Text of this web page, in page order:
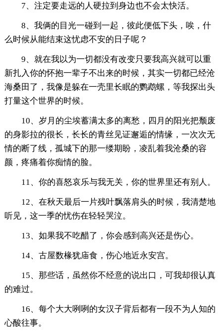
7、注定要走远的人硬拉到身边也不会太快活。
8、我俩的目光一碰到一起，彼此便低下头，唉，什
么时候从能结束这忧虑不安的日子呢？
9、就在我以为一切都没有改变只要我高兴就可以重
新扎入你的怀抱一辈子不出来的时候，其实一切都已经沧
海桑田了，我像是躲在一壳里长眠的鹦鹉螺，等我探出头
打量这个世界的时候。
10、岁月的尘埃蓄满太多的离愁，四月的阳光把颓废
的身影拉的很长，长长的青丝见证邂逅的情缘，一次次无
情的断了线，孤城下的那一缕期盼，凌乱着我沧桑的容
颜，疼痛着你痴情的脸。
11、你的喜怒哀乐与我无关，你的世界里还有别人。
12、在秋天最后一片残叶飘落肩头的时候，我清楚地
听见，这一季的忧伤在轻轻哭泣。
13、如果我不吃醋了，你会感到高兴还是伤心。
14、古屋数椽犹庙食，伤心地近永安宫。
15、那些话，虽然你不经意的说出口，可我却很认真
的难过。
16、每个大大咧咧的女汉子背后都有一段不为人知的
心酸往事。